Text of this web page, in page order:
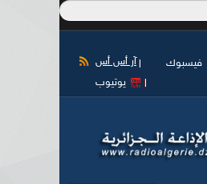
آر أس أس فيسبوك
يوتيوب